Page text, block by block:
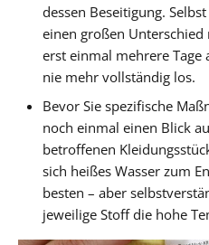
dessen Beseitigung.
einen großen Unterschied
erst einmal mehrere Tage
nie mehr vollständig los.
Bevor Sie spezifische
noch einmal einen Blick
betroffenen
sich heißes Wasser zum
besten – aber
jeweilige Stoff die hohe